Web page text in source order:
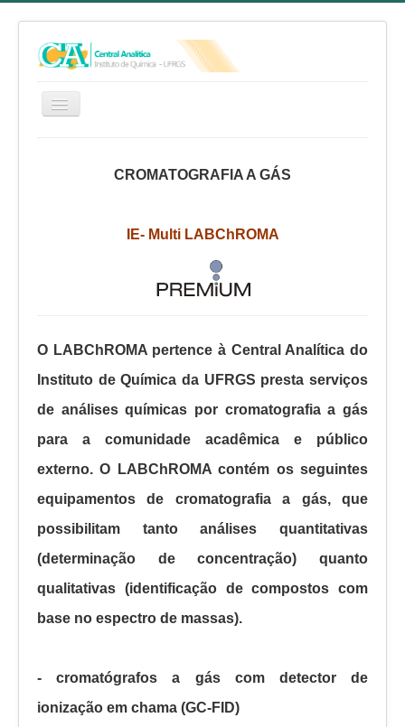
RELATÓRIO ANUAL
CROMATOGRAFIA A GÁS
IE- Multi LABChROMA
O LABChROMA pertence à Central Analítica do
Instituto de Química da UFRGS presta serviços
de análises químicas por cromatografia a gás
para a comunidade acadêmica e público
externo. O LABChROMA contém os seguintes
equipamentos de cromatografia a gás, que
possibilitam tanto análises quantitativas
(determinação de concentração) quanto
qualitativas (identificação de compostos com
base no espectro de massas).
- cromatógrafos a gás com detector de
ionização em chama (GC-FID)